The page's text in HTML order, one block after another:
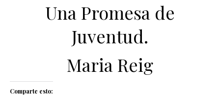
Una Promesa de
Juventud.
Maria Reig
Comparte esto: